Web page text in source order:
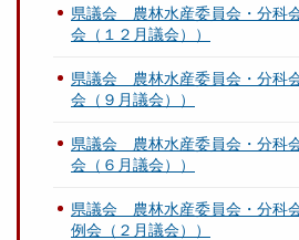
県議会 農林水産委員会・分科
会（１２月議会））
県議会 農林水産委員会・分科
会（９月議会））
県議会 農林水産委員会・分科
会（６月議会））
県議会 農林水産委員会・分科
例会（２月議会））